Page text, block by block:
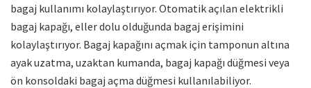
bagaj kullanımı kolaylaştırıyor. Otomatik açılan elektrikli
bagaj kapağı, eller dolu olduğunda bagaj erişimini
kolaylaştırıyor. Bagaj kapağını açmak için tamponun altına
ayak uzatma, uzaktan kumanda, bagaj kapağı düğmesi veya
ön konsoldaki bagaj açma düğmesi kullanılabiliyor.